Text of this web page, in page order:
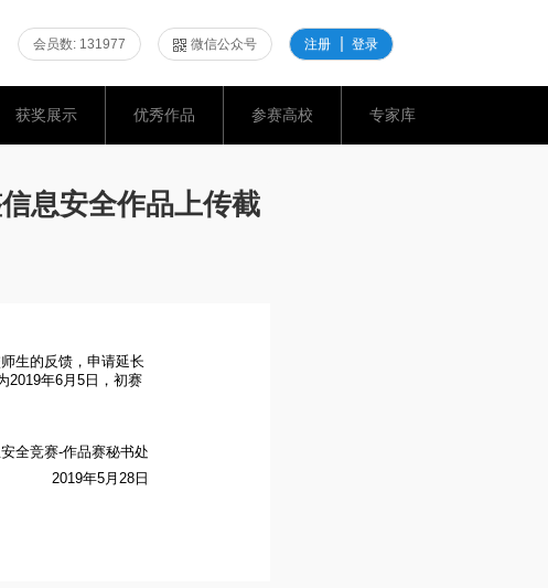
会员数: 131977 微信公众号 注册 登录
获奖展示 优秀作品 参赛高校 专家库
息安全作品上传截
生的反馈，申请延长
2019年6月 5日，初赛
全竞赛-作品赛秘书处
2019年5 月 28 日